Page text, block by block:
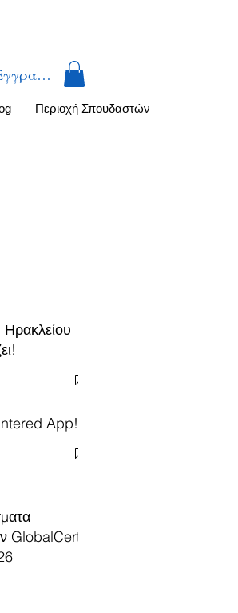
Περιοχή Σπουδαστών
App!
GlobalCert